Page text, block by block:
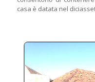
casa è datata nel